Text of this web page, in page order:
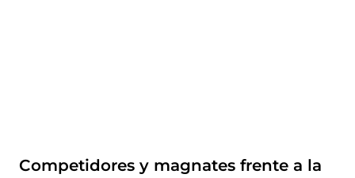
Competidores y magnates frente a la